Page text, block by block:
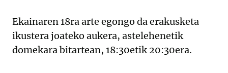
Ekainaren 18ra arte egongo da erakusketa
ikustera joateko aukera, astelehenetik
domekara bitartean, 18:30etik 20:30era.